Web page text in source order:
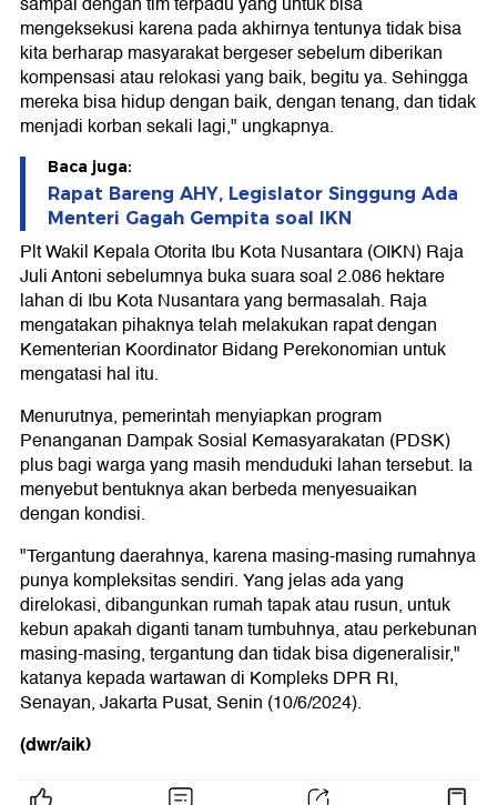
mengeksekusi karena pada akhirnya tentunya tidak bisa
kita berharap masyarakat bergeser sebelum diberikan
kompensasi atau relokasi yang baik, begitu ya. Sehingga
mereka bisa hidup dengan baik, dengan tenang, dan tidak
menjadi korban sekali lagi," ungkapnya.
Baca juga:
Rapat Bareng AHY, Legislator Singgung Ada
Menteri Gagah Gempita soal IKN
Plt Wakil Kepala Otorita Ibu Kota Nusantara (OIKN) Raja
Juli Antoni sebelumnya buka suara soal 2.086 hektare
lahan di Ibu Kota Nusantara yang bermasalah. Raja
mengatakan pihaknya telah melakukan rapat dengan
Kementerian Koordinator Bidang Perekonomian untuk
mengatasi hal itu.
Menurutnya, pemerintah menyiapkan program
Penanganan Dampak Sosial Kemasyarakatan (PDSK)
plus bagi warga yang masih menduduki lahan tersebut. Ia
menyebut bentuknya akan berbeda menyesuaikan
dengan kondisi.
"Tergantung daerahnya, karena masing-masing rumahnya
punya kompleksitas sendiri. Yang jelas ada yang
direlokasi, dibangunkan rumah tapak atau rusun, untuk
kebun apakah diganti tanam tumbuhnya, atau perkebunan
masing-masing, tergantung dan tidak bisa digeneralisir,"
katanya kepada wartawan di Kompleks DPR RI,
Senayan, Jakarta Pusat, Senin (10/6/2024).
(dwr/aik)